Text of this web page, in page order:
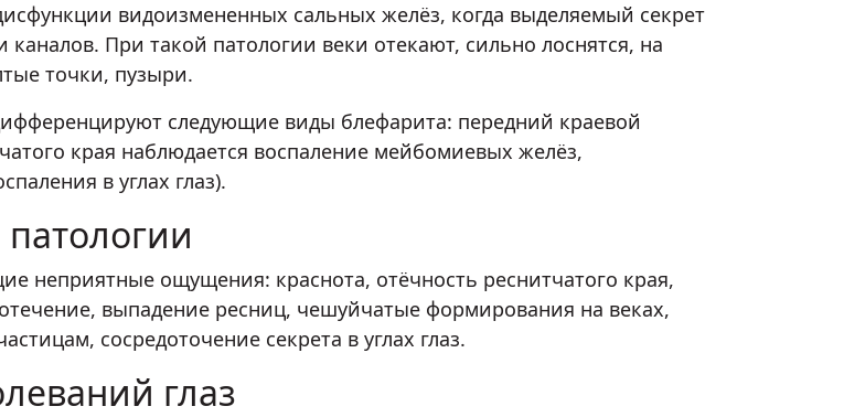
видоизмененных сальных желёз, когда выделяемый секрет
каналов. При такой патологии веки отекают, сильно лоснятся, на
точки, пузыри.
следующие виды блефарита: передний краевой
края наблюдается воспаление мейбомиевых желёз,
в углах глаз).
неприятные ощущения: краснота, отёчность реснитчатого края,
выпадение ресниц, чешуйчатые формирования на веках,
сосредоточение секрета в углах глаз.
глаз